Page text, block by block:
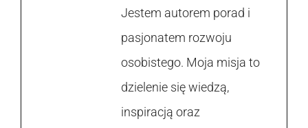
Jestem autorem porad i
pasjonatem rozwoju
osobistego. Moja misja to
dzielenie się wiedzą,
inspiracją oraz